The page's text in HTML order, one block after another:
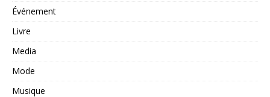
Événement
Livre
Media
Mode
Musique